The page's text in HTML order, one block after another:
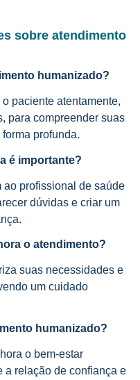
sobre atendimento
humanizado?
paciente atentamente,
para compreender suas
profunda.
é importante?
ao profissional de saúde
dúvidas e criar um
o atendimento?
suas necessidades e
um cuidado
humanizado?
o bem-estar
a relação de confiança e